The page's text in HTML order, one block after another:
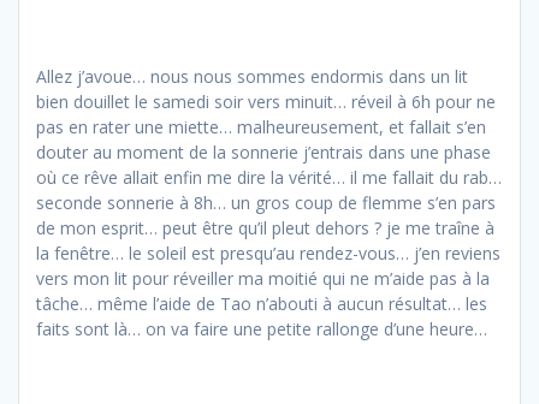
Allez j’avoue… nous nous sommes endormis dans un lit
bien douillet le samedi soir vers minuit… réveil à 6h pour ne
pas en rater une miette… malheureusement, et fallait s’en
douter au moment de la sonnerie j’entrais dans une phase
où ce rêve allait enfin me dire la vérité… il me fallait du rab…
seconde sonnerie à 8h… un gros coup de flemme s’en pars
de mon esprit… peut être qu’il pleut dehors ? je me traîne à
la fenêtre… le soleil est presqu’au rendez-vous… j’en reviens
vers mon lit pour réveiller ma moitié qui ne m’aide pas à la
tâche… même l’aide de Tao n’abouti à aucun résultat… les
faits sont là… on va faire une petite rallonge d’une heure…